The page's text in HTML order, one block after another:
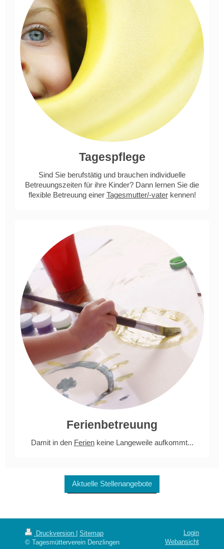
Tagespflege
Sind Sie berufstätig und brauchen individuelle
Betreuungszeiten für ihre Kinder? Dann lernen Sie die
flexible Betreuung einer Tagesmutter/-vaterkennen!
Ferienbetreuung
Damit in den Ferienkeine Langeweile aufkommt...
Aktuelle Stellenangebote
Druckversion
Sitemap
© Tagesmütterverein Denzlingen
Login
Webansicht